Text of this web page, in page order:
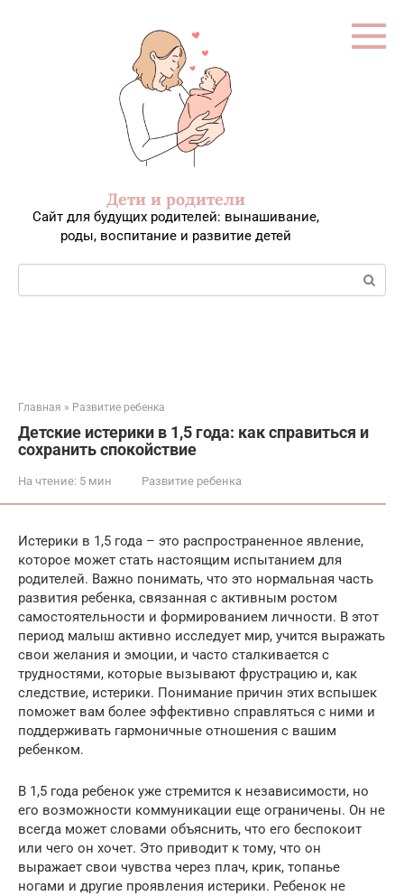
Дети и родители
Сайт для будущих родителей: вынашивание,
роды, воспитание и развитие детей
Поиск:
Главная » Развитие ребенка
Детские истерики в 1,5 года: как справиться и
сохранить спокойствие
На чтение: 5 мин Развитие ребенка
Истерики в 1,5 года – это распространенное явление,
которое может стать настоящим испытанием для
родителей. Важно понимать, что это нормальная часть
развития ребенка, связанная с активным ростом
самостоятельности и формированием личности. В этот
период малыш активно исследует мир, учится выражать
свои желания и эмоции, и часто сталкивается с
трудностями, которые вызывают фрустрацию и, как
следствие, истерики. Понимание причин этих вспышек
поможет вам более эффективно справляться с ними и
поддерживать гармоничные отношения с вашим
ребенком.
В 1,5 года ребенок уже стремится к независимости, но
его возможности коммуникации еще ограничены. Он не
всегда может словами объяснить, что его беспокоит
или чего он хочет. Это приводит к тому, что он
выражает свои чувства через плач, крик, топанье
ногами и другие проявления истерики. Ребенок не